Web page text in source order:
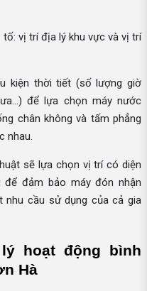
vị trí địa lý khu vực và vị trí
kiện thời tiết (số lượng giờ
để lựa chọn máy nước
chân không và tấm phẳng
nhau.
sẽ lựa chọn vị trí có diện
để đảm bảo máy đón nhận
nhu cầu sử dụng của cả gia
hoạt động bình
Hà